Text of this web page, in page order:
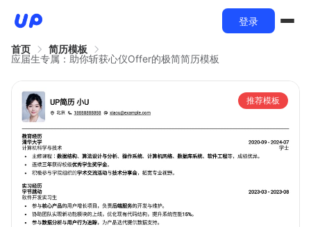
登录
首页
简历模板
应届生专属：助你斩获心仪Offer的极简简历模板
推荐模板